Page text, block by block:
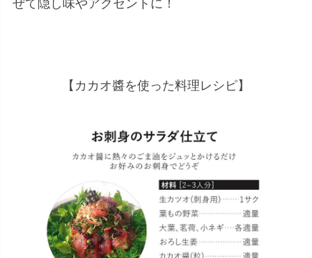
ぜて隠し味やアクセントに！
【カカオ醬を使った料理レシピ】